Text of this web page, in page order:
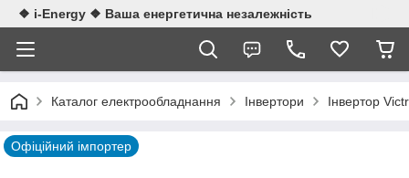
❖ i-Energy ❖ Ваша енергетична незалежність
Каталог електрообладнання Інвертори Інвертор
Офіційний імпортер